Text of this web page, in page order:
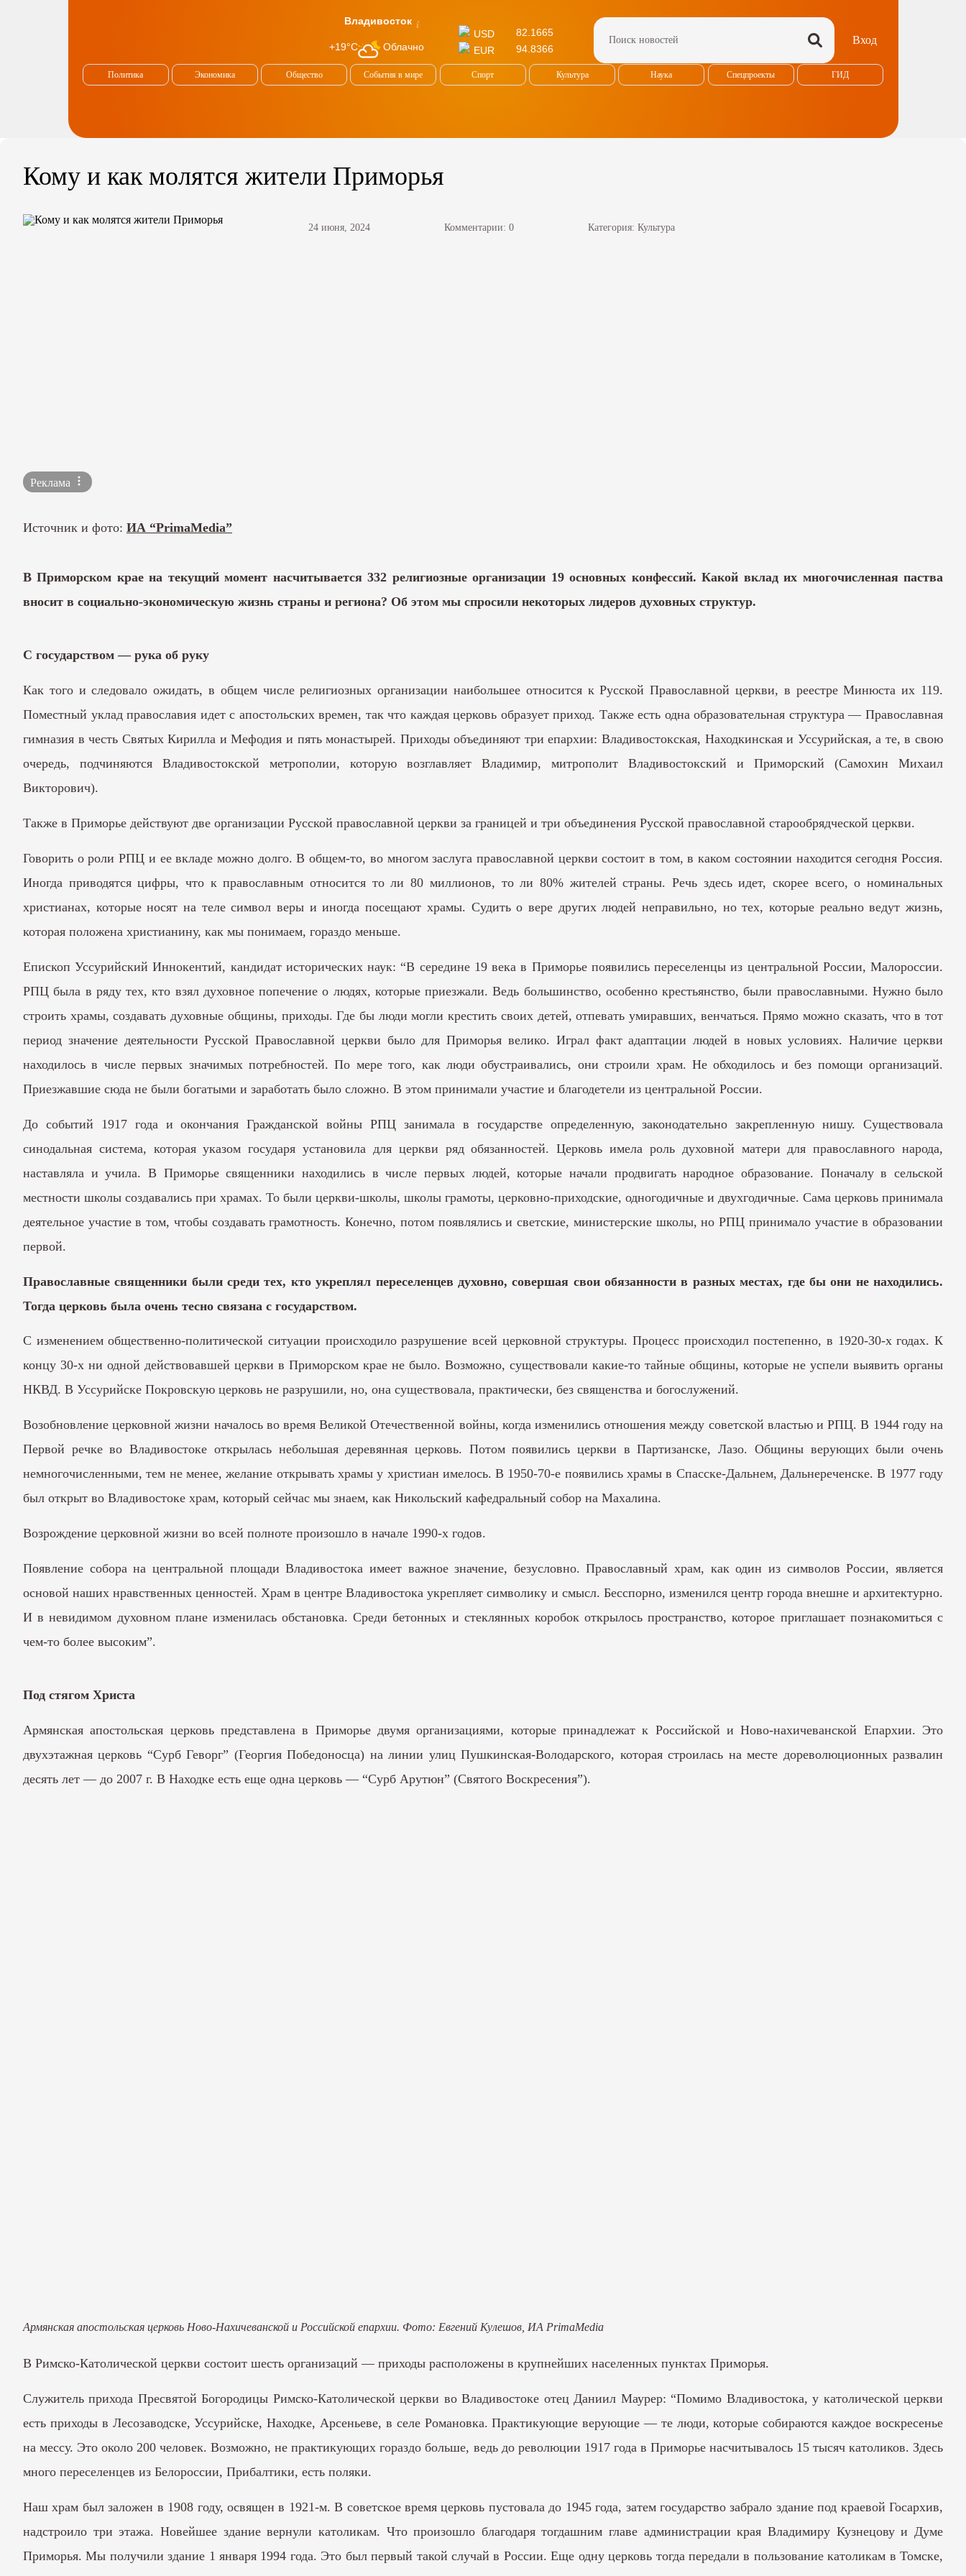
Владивосток
+19°C Облачно
USD
82.1665
EUR
94.8366
Вход
Политика Экономика Общество События в мире Спорт Культура Наука Спецпроекты ГИД
Кому и как молятся жители Приморья
24 июня, 2024 Комментарии: 0 Категория:Культура
Реклама
Источник и фото: ИА “PrimaMedia”
В Приморском крае на текущий момент насчитывается 332 религиозные организации 19 основных конфессий. Какой вклад их многочисленная паства
вносит в социально-экономическую жизнь страны и региона? Об этом мы спросили некоторых лидеров духовных структур.
С государством — рука об руку
Как того и следовало ожидать, в общем числе религиозных организации наибольшее относится к Русской Православной церкви, в реестре Минюста их 119.
Поместный уклад православия идет с апостольских времен, так что каждая церковь образует приход. Также есть одна образовательная структура — Православная
гимназия в честь Святых Кирилла и Мефодия и пять монастырей. Приходы объединяют три епархии: Владивостокская, Находкинская и Уссурийская, а те, в свою
очередь, подчиняются Владивостокской метрополии, которую возглавляет Владимир, митрополит Владивостокский и Приморский (Самохин Михаил
Викторович).
Также в Приморье действуют две организации Русской православной церкви за границей и три объединения Русской православной старообрядческой церкви.
Говорить о роли РПЦ и ее вкладе можно долго. В общем-то, во многом заслуга православной церкви состоит в том, в каком состоянии находится сегодня Россия.
Иногда приводятся цифры, что к православным относится то ли 80 миллионов, то ли 80% жителей страны. Речь здесь идет, скорее всего, о номинальных
христианах, которые носят на теле символ веры и иногда посещают храмы. Судить о вере других людей неправильно, но тех, которые реально ведут жизнь,
которая положена христианину, как мы понимаем, гораздо меньше.
Епископ Уссурийский Иннокентий, кандидат исторических наук: “В середине 19 века в Приморье появились переселенцы из центральной России, Малороссии.
РПЦ была в ряду тех, кто взял духовное попечение о людях, которые приезжали. Ведь большинство, особенно крестьянство, были православными. Нужно было
строить храмы, создавать духовные общины, приходы. Где бы люди могли крестить своих детей, отпевать умиравших, венчаться. Прямо можно сказать, что в тот
период значение деятельности Русской Православной церкви было для Приморья велико. Играл факт адаптации людей в новых условиях. Наличие церкви
находилось в числе первых значимых потребностей. По мере того, как люди обустраивались, они строили храм. Не обходилось и без помощи организаций.
Приезжавшие сюда не были богатыми и заработать было сложно. В этом принимали участие и благодетели из центральной России.
До событий 1917 года и окончания Гражданской войны РПЦ занимала в государстве определенную, законодательно закрепленную нишу. Существовала
синодальная система, которая указом государя установила для церкви ряд обязанностей. Церковь имела роль духовной матери для православного народа,
наставляла и учила. В Приморье священники находились в числе первых людей, которые начали продвигать народное образование. Поначалу в сельской
местности школы создавались при храмах. То были церкви-школы, школы грамоты, церковно-приходские, одногодичные и двухгодичные. Сама церковь принимала
деятельное участие в том, чтобы создавать грамотность. Конечно, потом появлялись и светские, министерские школы, но РПЦ принимало участие в образовании
первой.
Православные священники были среди тех, кто укреплял переселенцев духовно, совершая свои обязанности в разных местах, где бы они не находились.
Тогда церковь была очень тесно связана с государством.
С изменением общественно-политической ситуации происходило разрушение всей церковной структуры. Процесс происходил постепенно, в 1920-30-х годах. К
концу 30-х ни одной действовавшей церкви в Приморском крае не было. Возможно, существовали какие-то тайные общины, которые не успели выявить органы
НКВД. В Уссурийске Покровскую церковь не разрушили, но, она существовала, практически, без священства и богослужений.
Возобновление церковной жизни началось во время Великой Отечественной войны, когда изменились отношения между советской властью и РПЦ. В 1944 году на
Первой речке во Владивостоке открылась небольшая деревянная церковь. Потом появились церкви в Партизанске, Лазо. Общины верующих были очень
немногочисленными, тем не менее, желание открывать храмы у христиан имелось. В 1950-70-е появились храмы в Спасске-Дальнем, Дальнереченске. В 1977 году
был открыт во Владивостоке храм, который сейчас мы знаем, как Никольский кафедральный собор на Махалина.
Возрождение церковной жизни во всей полноте произошло в начале 1990-х годов.
Появление собора на центральной площади Владивостока имеет важное значение, безусловно. Православный храм, как один из символов России, является
основой наших нравственных ценностей. Храм в центре Владивостока укрепляет символику и смысл. Бесспорно, изменился центр города внешне и архитектурно.
И в невидимом духовном плане изменилась обстановка. Среди бетонных и стеклянных коробок открылось пространство, которое приглашает познакомиться с
чем-то более высоким”.
Под стягом Христа
Армянская апостольская церковь представлена в Приморье двумя организациями, которые принадлежат к Российской и Ново-нахичеванской Епархии. Это
двухэтажная церковь “Сурб Геворг” (Георгия Победоносца) на линии улиц Пушкинская-Володарского, которая строилась на месте дореволюционных развалин
десять лет — до 2007 г. В Находке есть еще одна церковь — “Сурб Арутюн” (Святого Воскресения”).
Армянская апостольская церковь Ново-Нахичеванской и Российской епархии. Фото: Евгений Кулешов, ИА PrimaMedia
В Римско-Католической церкви состоит шесть организаций — приходы расположены в крупнейших населенных пунктах Приморья.
Служитель прихода Пресвятой Богородицы Римско-Католической церкви во Владивостоке отец Даниил Маурер: “Помимо Владивостока, у католической церкви
есть приходы в Лесозаводске, Уссурийске, Находке, Арсеньеве, в селе Романовка. Практикующие верующие — те люди, которые собираются каждое воскресенье
на мессу. Это около 200 человек. Возможно, не практикующих гораздо больше, ведь до революции 1917 года в Приморье насчитывалось 15 тысяч католиков. Здесь
много переселенцев из Белороссии, Прибалтики, есть поляки.
Наш храм был заложен в 1908 году, освящен в 1921-м. В советское время церковь пустовала до 1945 года, затем государство забрало здание под краевой Госархив,
надстроило три этажа. Новейшее здание вернули католикам. Что произошло благодаря тогдашним главе администрации края Владимиру Кузнецову и Думе
Приморья. Мы получили здание 1 января 1994 года. Это был первый такой случай в России. Еще одну церковь тогда передали в пользование католикам в Томске,